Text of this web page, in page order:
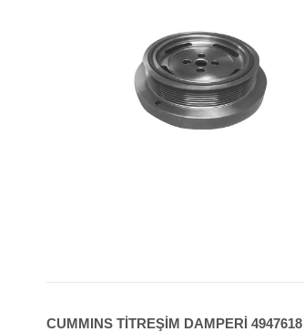
CUMMINS TİTREŞİM DAMPERİ 4947618